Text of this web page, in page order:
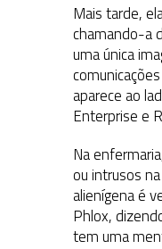
Mais tarde,
chamando-a
uma única
aparece ao
Enterprise e
Na
ou intrusos
alienígena é
Phlox,
tem uma